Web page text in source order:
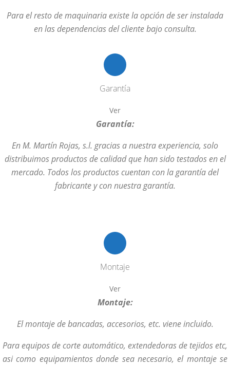
Para el resto de maquinaria existe la opción de ser instalada
en las dependencias del cliente bajo consulta.
Garantía
Ver
Garantía:
En M. Martín Rojas, s.l. gracias a nuestra experiencia, solo
distribuimos productos de calidad que han sido testados en el
mercado. Todos los productos cuentan con la garantía del
fabricante y con nuestra garantía.
Montaje
Ver
Montaje:
El montaje de bancadas, accesorios, etc. viene incluido.
Para equipos de corte automático, extendedoras de tejidos etc,
asi como equipamientos donde sea necesario, el montaje se